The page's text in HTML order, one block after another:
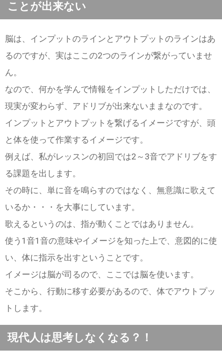
ことが出来ない
脳は、インプットのラインとアウトプットのラインはあ
るのですが、実はここの2つのラインが繋がっていませ
ん。
なので、何かを学んで情報をインプットしただけでは、
現実が変わらず、アドリブが出来ないままなのです。
インプットとアウトプットを繋げるイメージですが、頭
と体を使って作業するイメージです。
例えば、私がレッスンの初回では2～3音でアドリブをす
る課題を出します。
その時に、単に音を鳴らすのではなく、無意識に歌えて
いるか・・・を大事にしています。
歌えるというのは、指が動くことではありません。
使う1音1音の意味やイメージを知った上で、意図的に使
い、体に指示を出すということです。
イメージは脳が司るので、ここでは脳を使います。
そこから、行動に移す必要があるので、体でアウトプッ
トします。
現代人は思考しなくなる？！